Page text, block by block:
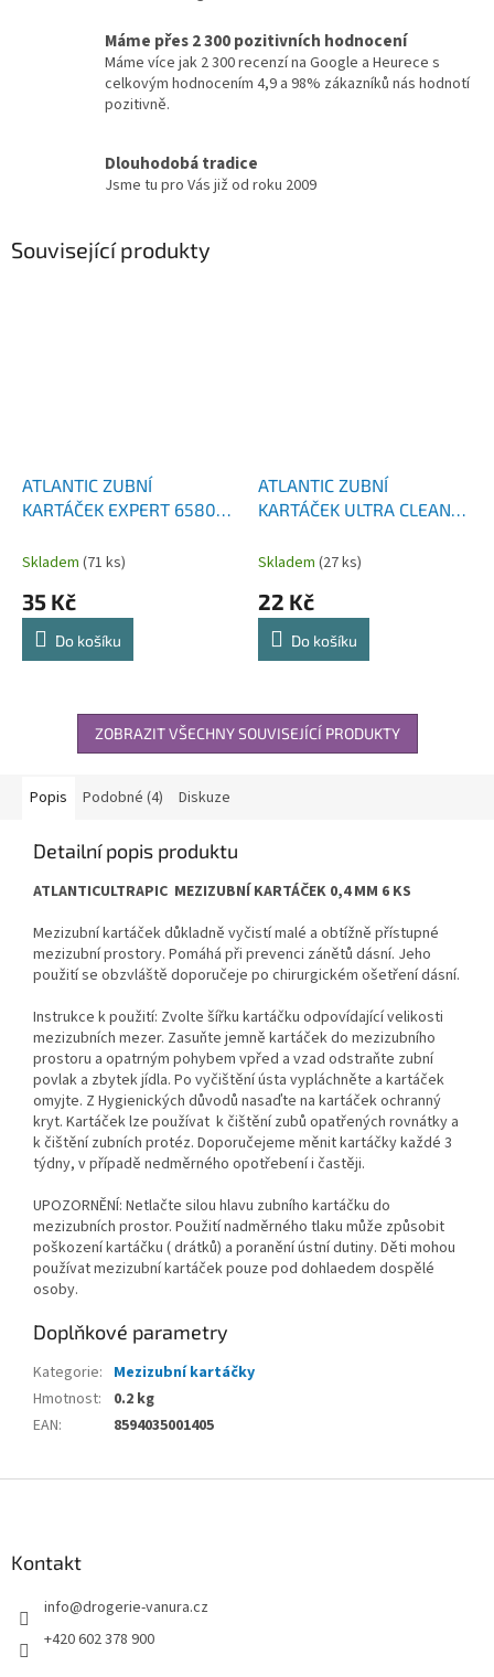
Máme přes 2 300 pozitivních hodnocení
Máme více jak 2 300 recenzí na Google a Heurece s
celkovým hodnocením 4,9 a 98% zákazníků nás hodnotí
pozitivně.
Dlouhodobá tradice
Jsme tu pro Vás již od roku 2009
Související produkty
ATLANTIC ZUBNÍ
KARTÁČEK EXPERT 6580
Skladem (71 ks)
35 Kč
Do košíku
ATLANTIC ZUBNÍ
KARTÁČEK ULTRA CLEAN
Skladem (27 ks)
22 Kč
Do košíku
ZOBRAZIT VŠECHNY SOUVISEJÍCÍ PRODUKTY
Popis Podobné (4) Diskuze
Detailní popis produktu
ATLANTICULTRAPIC MEZIZUBNÍ KARTÁČEK 0,4 MM 6 KS
Mezizubní kartáček důkladně vyčistí malé a obtížně přístupné
mezizubní prostory. Pomáhá při prevenci zánětů dásní. Jeho
použití se obzvláště doporučeje po chirurgickém ošetření dásní.
Instrukce k použití: Zvolte šířku kartáčku odpovídající velikosti
mezizubních mezer. Zasuňte jemně kartáček do mezizubního
prostoru a opatrným pohybem vpřed a vzad odstraňte zubní
povlak a zbytek jídla. Po vyčištění ústa vypláchněte a kartáček
omyjte. Z Hygienických důvodů nasaďte na kartáček ochranný
kryt. Kartáček lze používat k čištění zubů opatřených rovnátky a
k čištění zubních protéz. Doporučejeme měnit kartáčky každé 3
týdny, v případě nedměrného opotřebení i častěji.
UPOZORNĚNÍ: Netlačte silou hlavu zubního kartáčku do
mezizubních prostor. Použití nadměrného tlaku může způsobit
poškození kartáčku ( drátků) a poranění ústní dutiny. Děti mohou
používat mezizubní kartáček pouze pod dohlaedem dospělé
osoby.
Doplňkové parametry
Kategorie: Mezizubní kartáčky
Hmotnost:
0.2 kg
EAN: 8594035001405
Kontakt
info@drogerie-vanura.cz
+420 602 378 900